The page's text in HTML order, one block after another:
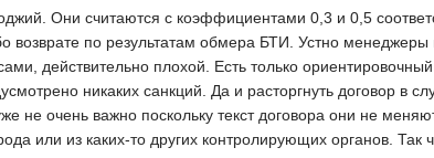
Они считаются с коэффициентами 0,3 и 0,5
возврате по результатам обмера БТИ. Устно менеджеры
действительно плохой. Есть только
никаких санкций. Да и расторгнуть договор в
не очень важно поскольку текст договора они не
или из каких-то других контролирующих органов.